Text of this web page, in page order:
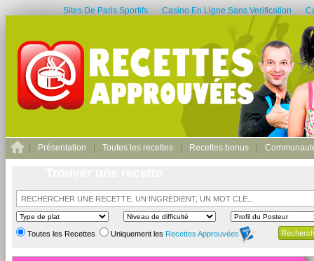
Sites De Paris Sportifs Casino En Ligne Sans Verification
Présentation Toutes les recettes Recettes bonus
Toutes les Recettes Uniquement les Recettes Approuvées